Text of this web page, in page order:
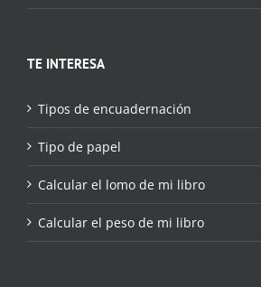
TE INTERESA
Tipos de encuadernación
Tipo de papel
Calcular el lomo de mi libro
Calcular el peso de mi libro